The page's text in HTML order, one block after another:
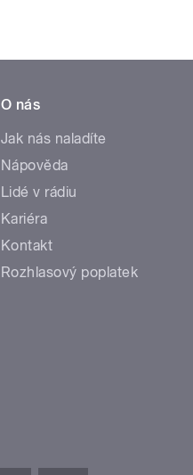
O nás
Jak nás naladíte
Nápověda
Lidé v rádiu
Kariéra
Kontakt
Rozhlasový poplatek